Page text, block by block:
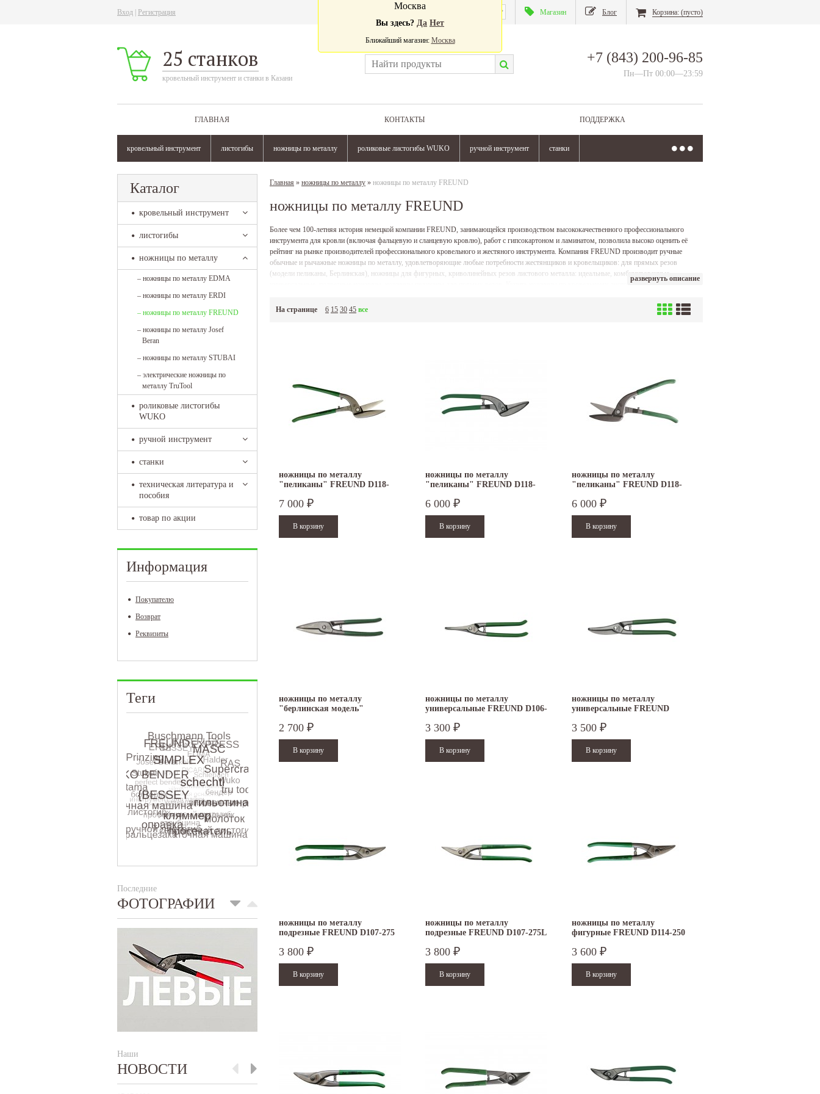
Вход Регистрация Магазин Блог Корзина: (пусто)
25 станков
кровельный инструмент и станки в Казани
+7 (843) 200-96-85
Пн—Пт 00:00—23:59
ГЛАВНАЯ КОНТАКТЫ ПОДДЕРЖКА
кровельный инструмент листогибы ножницы по металлу роликовые листогибы WUKO ручной инструмент станки
Москва
Вы здесь? Да Нет
Ближайший магазин: Москва
Каталог
кровельный инструмент
листогибы
ножницы по металлу
– ножницы по металлу EDMA
– ножницы по металлу ERDI
– ножницы по металлу FREUND
– ножницы по металлу Josef
Beran
– ножницы по металлу STUBAI
– электрические ножницы по
металлу TruTool
роликовые листогибы
WUKO
ручной инструмент
станки
техническая литература и
пособия
товар по акции
Информация
Покупателю
Возврат
Реквизиты
Теги
Последние
ФОТОГРАФИИ
Наши
НОВОСТИ
Главная » ножницы по металлу » ножницы по металлу FREUND
ножницы по металлу FREUND
Более чем 100-летняя история немецкой компании FREUND, занимающейся производством высококачественного профессионального
инструмента для кровли (включая фальцевую и сланцевую кровлю), работ с гипсокартоном и ламинатом, позволила высоко оценить её
рейтинг на рынке производителей профессионального кровельного и жестяного инструмента. Компания FREUND производит ручные
обычные и рычажные ножницы по металлу, удовлетворяющие любые потребности жестянщиков и кровельщиков: для прямых резов
(модели пеликаны, Берлинская), ножницы для фигурных, криволинейных резов листового металла: идеальные, комбинированные,
универсальные, подрезные ножницы, ножницы пеликаны для прямых резов. Купить ножницы по кровельному листовому металлу FREUND
развернуть описание
На странице 6 15 30 45 все
ножницы по металлу
"пеликаны" FREUND D118-
7 000 ₽
ножницы по металлу
"пеликаны" FREUND D118-
6 000 ₽
ножницы по металлу
"пеликаны" FREUND D118-
6 000 ₽
ножницы по металлу
"берлинская модель"
2 700 ₽
ножницы по металлу
универсальные FREUND D106-
3 300 ₽
ножницы по металлу
универсальные FREUND
3 500 ₽
ножницы по металлу
подрезные FREUND D107-275
3 800 ₽
ножницы по металлу
подрезные FREUND D107-275L
3 800 ₽
ножницы по металлу
фигурные FREUND D114-250
3 600 ₽